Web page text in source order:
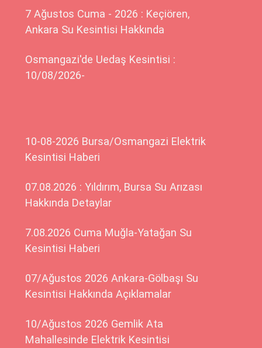
7 Ağustos Cuma - 2026 : Keçiören,
Ankara Su Kesintisi Hakkında
Osmangazi'de Uedaş Kesintisi :
10/08/2026-
10-08-2026 Bursa/Osmangazi Elektrik
Kesintisi Haberi
07.08.2026 : Yıldırım, Bursa Su Arızası
Hakkında Detaylar
7.08.2026 Cuma Muğla-Yatağan Su
Kesintisi Haberi
07/Ağustos 2026 Ankara-Gölbaşı Su
Kesintisi Hakkında Açıklamalar
10/Ağustos 2026 Gemlik Ata
Mahallesinde Elektrik Kesintisi